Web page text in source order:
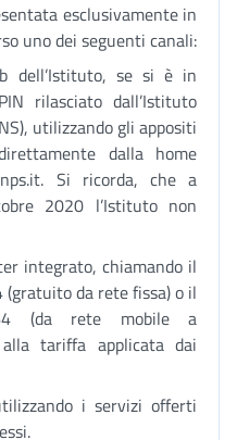
esclusivamente in
uno dei seguenti canali:
dell’Istituto, se si è in
rilasciato dall’Istituto
utilizzando gli appositi
dalla home
Si ricorda, che a
2020 l’Istituto non
integrato, chiamando il
da rete fissa) o il
(da rete mobile a
tariffa applicata dai
i servizi offerti